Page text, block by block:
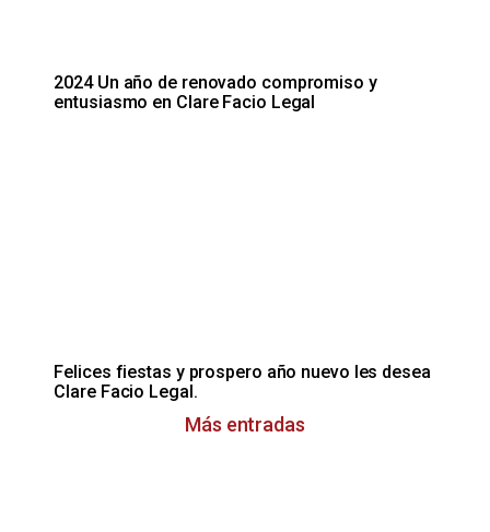
2024 Un año de renovado compromiso y
entusiasmo en Clare Facio Legal
Felices fiestas y prospero año nuevo les desea
Clare Facio Legal.
Más entradas